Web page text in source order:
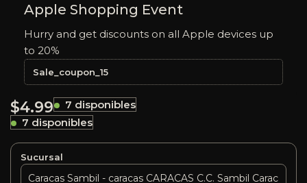
Apple Shopping Event
Hurry and get discounts on all Apple devices up
to 20%
Sale_coupon_15
$4.99
7 disponibles
7 disponibles
Sucursal